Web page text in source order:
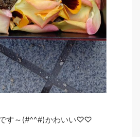
す～(#^^#)かわいい♡♡